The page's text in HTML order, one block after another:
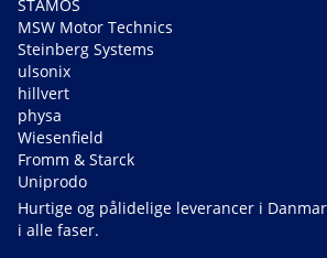
STAMOS
MSW Motor Technics
Steinberg Systems
ulsonix
hillvert
physa
Wiesenfield
Fromm & Starck
Uniprodo
Hurtige og pålidelige leverancer i
i alle faser.